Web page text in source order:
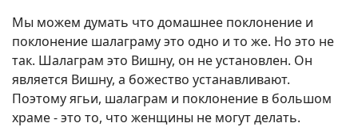
Мы можем думать что домашнее поклонение и
поклонение шалаграму это одно и то же. Но это не
так. Шалаграм это Вишну, он не установлен. Он
является Вишну, а божество устанавливают.
Поэтому ягьи, шалаграм и поклонение в большом
храме - это то, что женщины не могут делать.